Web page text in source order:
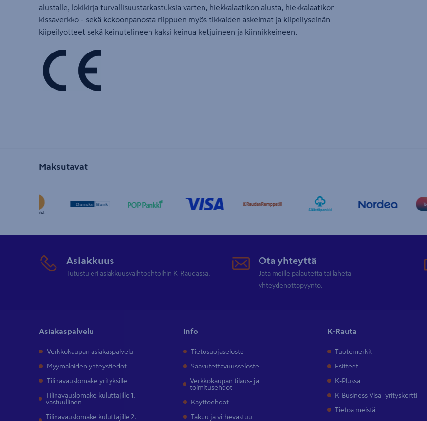
alustalle, lokikirja turvallisuustarkastuksia varten, hiekkalaatikon alusta, hiekkalaatikon
kissaverkko - sekä kokoonpanosta riippuen myös tikkaiden askelmat ja kiipeilyseinän
kiipeilyotteet sekä keinutelineen kaksi keinua ketjuineen ja kiinnikkeineen.
Maksutavat
Asiakkuus
Tutustu eri asiakkuusvaihtoehtoihin K-Raudassa.
Ota yhteyttä
Jätä meille palautetta tai lähetä
yhteydenottopyyntö.
Asiakaspalvelu
Verkkokaupan asiakaspalvelu
Myymälöiden yhteystiedot
Tilinavauslomake yrityksille
Tilinavauslomake kuluttajille 1.
vastuullinen
Tilinavauslomake kuluttajille 2.
Info
Tietosuojaseloste
Saavutettavuusseloste
Verkkokaupan tilaus- ja
toimitusehdot
Käyttöehdot
Takuu ja virhevastuu
K-Rauta
Tuotemerkit
Esitteet
K-Plussa
K-Business Visa -yrityskortti
Tietoa meistä